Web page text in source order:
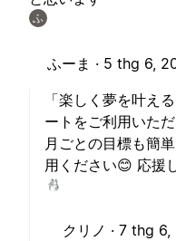
ふ
ふーま · 5 thg 6,
「楽しく夢を叶え
ートをご利用いた
月ごとの目標も簡
用ください😊 応援
クリノ · 7 thg 6,